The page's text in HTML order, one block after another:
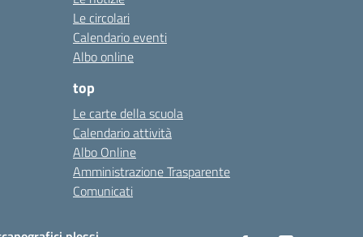
Le circolari
Calendario eventi
Albo online
top
Le carte della scuola
Calendario attività
Albo Online
Amministrazione Trasparente
Comunicati